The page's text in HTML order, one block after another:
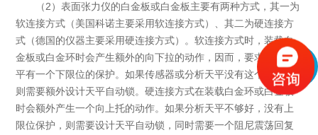
（2）表面张力仪的白金板或白金板主要有两种方式，其一为
软连接方式（美国科诺主要采用软连接方式）、其二为硬连接方
式（德国的仪器主要采用硬连接方式）。软连接方式时，装载白
金板或白金环时会产生额外的向下拉的动作，因而，要求分析天
平有一个下限位的保护。如果传感器或分析天平没有这个保护，
则需要额外设计天平自动锁。硬连接方式在装载白金环或白金板
时会额外产生一个向上托的动作。如果分析天平不够好，没有上
限位保护，则需要设计天平自动锁，同时需要一个阻尼震荡回复